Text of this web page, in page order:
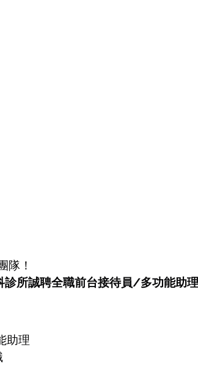
隊！
所誠聘全職前台接待員/多功能助理
助理